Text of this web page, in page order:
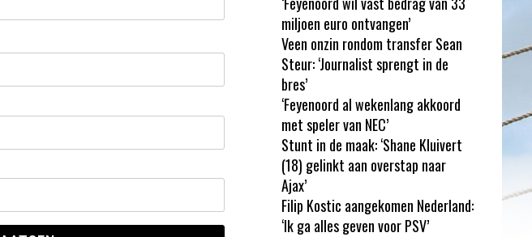
miljoen euro ontvangen’
Veen onzin rondom transfer Sean
Steur: ‘Journalist sprengt in de
bres’
‘Feyenoord al wekenlang akkoord
met speler van NEC’
Stunt in de maak: ‘Shane Kluivert
(18) gelinkt aan overstap naar
Ajax’
Filip Kostic aangekomen Nederland:
‘Ik ga alles geven voor PSV’